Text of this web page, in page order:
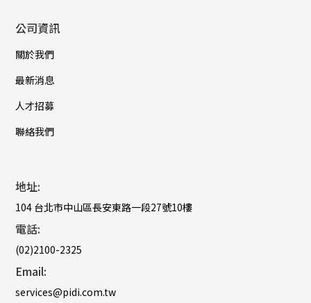
公司資訊
關於我們
最新消息
人才招募
聯絡我們
地址:
104 台北市中山區長安東路一段27號10樓
電話:
(02)2100-2325
Email:
services@pidi.com.tw